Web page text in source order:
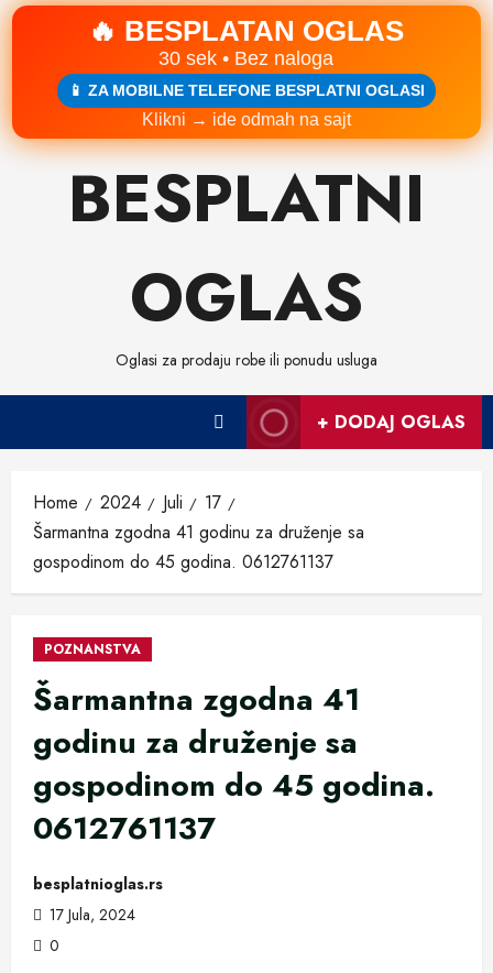
🔥 BESPLATAN OGLAS
30 sek • Bez naloga
📱 ZA MOBILNE TELEFONE BESPLATNI OGLASI
Klikni → ide odmah na sajt
Skip
BESPLATNI
OGLAS
Oglasi za prodaju robe ili ponudu usluga
+ DODAJ OGLAS
Home 2024 Juli
17
Šarmantna zgodna 41 godinu za druženje sa
gospodinom do 45 godina. 0612761137
POZNANSTVA
Šarmantna zgodna 41
godinu za druženje sa
gospodinom do 45 godina.
0612761137
besplatnioglas.rs
17 Jula, 2024
0